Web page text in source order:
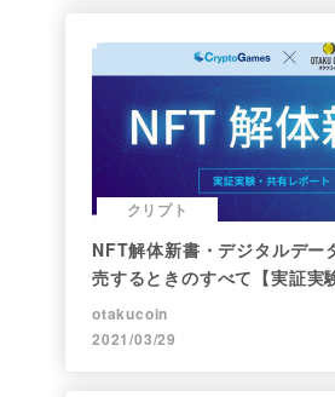
クリプト
NFT解体新書・デジタルデー
売するときのすべて【実証実
ト】
otakucoin
2021/03/29